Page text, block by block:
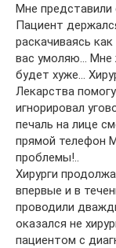
Мне представили
Пациент
раскачиваясь
вас умоляю… Мне
будет ­хуже…
Лекарства
игнорировал
печаль на лице
прямой телефон
проблемы!..
Хирурги
впервые и в
проводили
оказался не
пациентом с